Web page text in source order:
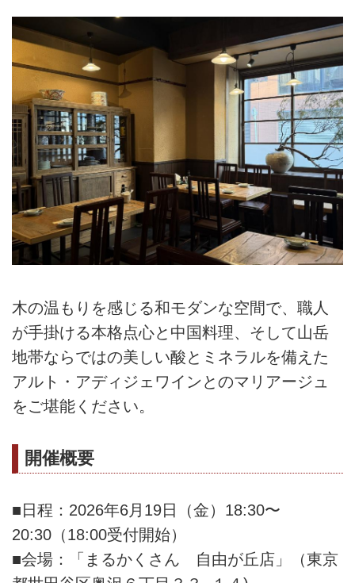
木の温もりを感じる和モダンな空間で、職人
が手掛ける本格点心と中国料理、そして山岳
地帯ならではの美しい酸とミネラルを備えた
アルト・アディジェワインとのマリアージュ
をご堪能ください。
開催概要
■日程：2026年6月19日（金）18:30〜
20:30（18:00受付開始）
■会場：「まるかくさん 自由が丘店」（東京